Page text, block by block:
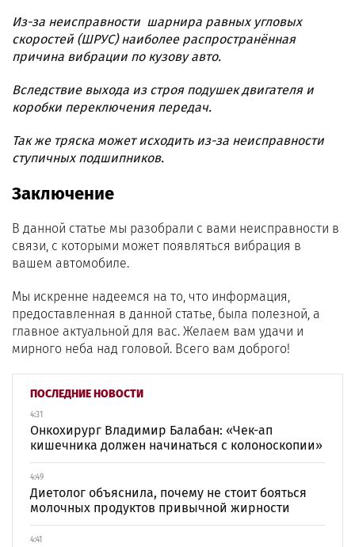
ПОСЛЕДНИЕ НОВОСТИ
4:31
Онкохирург Владимир Балабан: «Чек-ап
кишечника должен начинаться с колоноскопии»
4:49
Диетолог объяснила, почему не стоит бояться
молочных продуктов привычной жирности
4:41
Из-за неисправности шарнира равных угловых
скоростей (ШРУС) наиболее распространённая
причина вибрации по кузову авто.
Вследствие выхода из строя подушек двигателя и
коробки переключения передач.
Так же тряска может исходить из-за неисправности
ступичных подшипников.
Заключение
В данной статье мы разобрали с вами неисправности в
связи, с которыми может появляться вибрация в
вашем автомобиле.
Мы искренне надеемся на то, что информация,
предоставленная в данной статье, была полезной, а
главное актуальной для вас. Желаем вам удачи и
мирного неба над головой. Всего вам доброго!